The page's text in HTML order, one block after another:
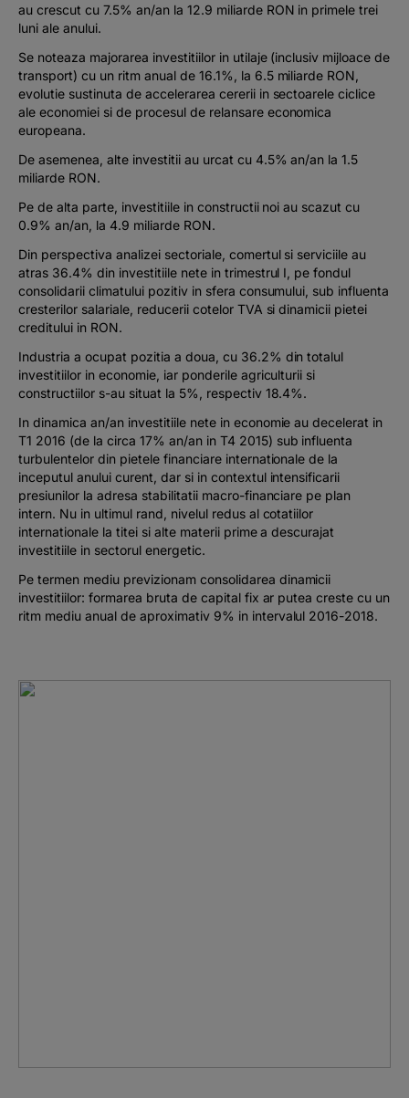
Banking, pe relaxare
au crescut cu 7.5% an/an la 12.9 miliarde RON in primele trei
luni ale anului.
Se noteaza majorarea investitiilor in utilaje (inclusiv mijloace de
transport) cu un ritm anual de 16.1%, la 6.5 miliarde RON,
evolutie sustinuta de accelerarea cererii in sectoarele ciclice
ale economiei si de procesul de relansare economica
europeana.
De asemenea, alte investitii au urcat cu 4.5% an/an la 1.5
miliarde RON.
Pe de alta parte, investitiile in constructii noi au scazut cu
0.9% an/an, la 4.9 miliarde RON.
Din perspectiva analizei sectoriale, comertul si serviciile au
atras 36.4% din investitiile nete in trimestrul I, pe fondul
consolidarii climatului pozitiv in sfera consumului, sub influenta
cresterilor salariale, reducerii cotelor TVA si dinamicii pietei
creditului in RON.
Industria a ocupat pozitia a doua, cu 36.2% din totalul
investitiilor in economie, iar ponderile agriculturii si
constructiilor s-au situat la 5%, respectiv 18.4%.
In dinamica an/an investitiile nete in economie au decelerat in
T1 2016 (de la circa 17% an/an in T4 2015) sub influenta
turbulentelor din pietele financiare internationale de la
inceputul anului curent, dar si in contextul intensificarii
presiunilor la adresa stabilitatii macro-financiare pe plan
intern. Nu in ultimul rand, nivelul redus al cotatiilor
internationale la titei si alte materii prime a descurajat
investitiile in sectorul energetic.
Pe termen mediu previzionam consolidarea dinamicii
investitiilor: formarea bruta de capital fix ar putea creste cu un
ritm mediu anual de aproximativ 9% in intervalul 2016-2018.